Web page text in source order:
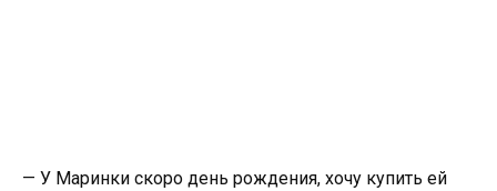
— У Маринки скоро день рождения, хочу купить ей